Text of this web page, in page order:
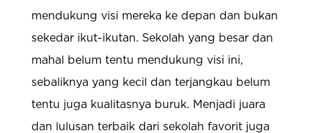
mendukung visi mereka ke depan dan bukan
sekedar ikut-ikutan. Sekolah yang besar dan
mahal belum tentu mendukung visi ini,
sebaliknya yang kecil dan terjangkau belum
tentu juga kualitasnya buruk. Menjadi juara
dan lulusan terbaikdari sekolah favorit juga